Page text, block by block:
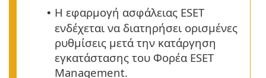
• Η εφαρμογή ασφάλειας ESET
ενδέχεται να διατηρήσει ορισμένες
ρυθμίσεις μετά την κατάργηση
εγκατάστασης του Φορέα ESET
Management.